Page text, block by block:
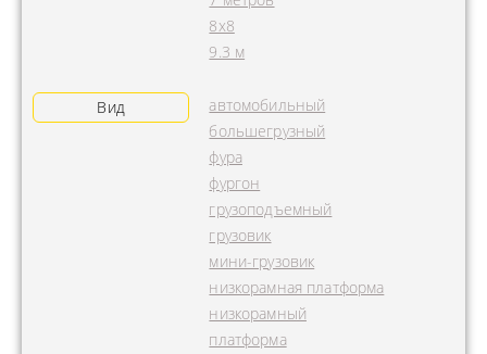
8х8
9.3 м
Вид
автомобильный
большегрузный
фура
фургон
грузоподъемный
грузовик
мини-грузовик
низкорамная платформа
низкорамный
платформа